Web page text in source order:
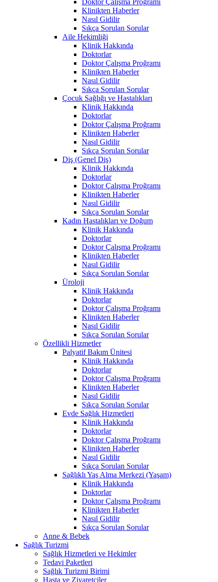
Klinikten Haberler
Nasıl Gidilir
Sıkça Sorulan Sorular
Aile Hekimliği
Klinik Hakkında
Doktorlar
Doktor Çalışma Proğramı
Klinikten Haberler
Nasıl Gidilir
Sıkça Sorulan Sorular
Çocuk Sağlığı ve Hastalıkları
Klinik Hakkında
Doktorlar
Doktor Çalışma Proğramı
Klinikten Haberler
Nasıl Gidilir
Sıkça Sorulan Sorular
Diş (Genel Diş)
Klinik Hakkında
Doktorlar
Doktor Çalışma Proğramı
Klinikten Haberler
Nasıl Gidilir
Sıkça Sorulan Sorular
Kadın Hastalıkları ve Doğum
Klinik Hakkında
Doktorlar
Doktor Çalışma Proğramı
Klinikten Haberler
Nasıl Gidilir
Sıkça Sorulan Sorular
Üroloji
Klinik Hakkında
Doktorlar
Doktor Çalışma Proğramı
Klinikten Haberler
Nasıl Gidilir
Sıkça Sorulan Sorular
Özellikli Hizmetler
Palyatif Bakım Ünitesi
Klinik Hakkında
Doktorlar
Doktor Çalışma Proğramı
Klinikten Haberler
Nasıl Gidilir
Sıkça Sorulan Sorular
Evde Sağlık Hizmetleri
Klinik Hakkında
Doktorlar
Doktor Çalışma Proğramı
Klinikten Haberler
Nasıl Gidilir
Sıkça Sorulan Sorular
Sağlıklı Yaş Alma Merkezi (Yaşam)
Klinik Hakkında
Doktorlar
Doktor Çalışma Proğramı
Klinikten Haberler
Nasıl Gidilir
Sıkça Sorulan Sorular
Anne & Bebek
Sağlık Turizmi
Sağlık Hizmetleri ve Hekimler
Tedavi Paketleri
Sağlık Turizmi Birimi
Hasta ve Ziyaretçiler